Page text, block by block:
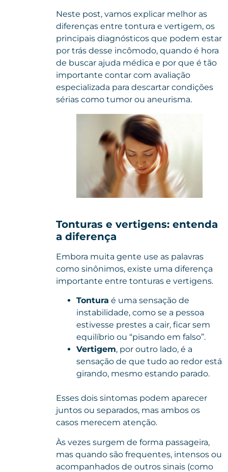
Neste post, vamos explicar melhor as
diferenças entre tontura e vertigem, os
principais diagnósticos que podem estar
por trás desse incômodo, quando é hora
de buscar ajuda médica e por que é tão
importante contar com avaliação
especializada para descartar condições
sérias como tumor ou aneurisma.
Tonturas e vertigens: entenda
a diferença
Embora muita gente use as palavras
como sinônimos, existe uma diferença
importante entre tonturas e vertigens.
Tontura é uma sensação de
instabilidade, como se a pessoa
estivesse prestes a cair, ficar sem
equilíbrio ou “pisando em falso”.
Vertigem, por outro lado, é a
sensação de que tudo ao redor está
girando, mesmo estando parado.
Esses dois sintomas podem aparecer
juntos ou separados, mas ambos os
casos merecem atenção.
Às vezes surgem de forma passageira,
mas quando são frequentes, intensos ou
acompanhados de outros sinais (como